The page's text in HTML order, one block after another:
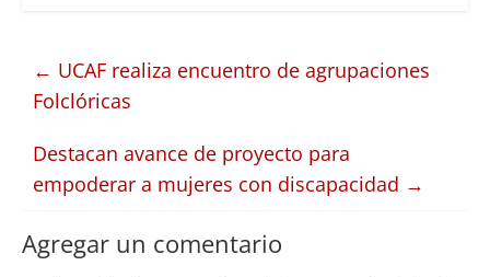
← UCAF realiza encuentro de agrupaciones
Folclóricas
Destacan avance de proyecto para
empoderar a mujeres con discapacidad →
Agregar un comentario